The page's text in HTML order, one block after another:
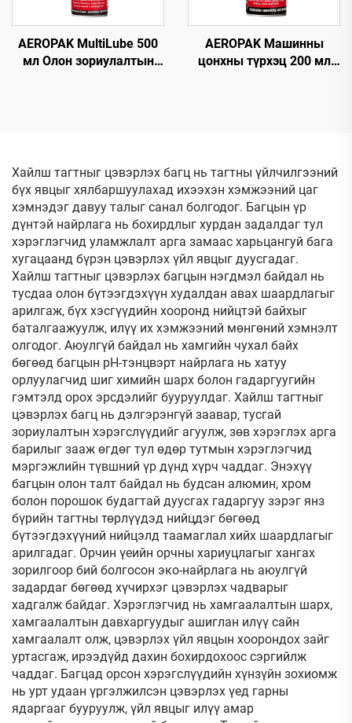
AEROPAK MultiLube 500
мл Олон зориулалтын
AEROPAK Машинны
цонхны түрхэц 200 мл
Хайлш тагтныг цэвэрлэх багц нь тагтны үйлчилгээний
бүх явцыг хялбаршуулахад ихээхэн хэмжээний цаг
хэмнэдэг давуу талыг санал болгодог. Багцын үр
дүнтэй найрлага нь бохирдлыг хурдан задалдаг тул
хэрэглэгчид уламжлалт арга замаас харьцангуй бага
хугацаанд бүрэн цэвэрлэх үйл явцыг дуусгадаг.
Хайлш тагтныг цэвэрлэх багцын нэгдмэл байдал нь
тусдаа олон бүтээгдэхүүн худалдан авах шаардлагыг
арилгаж, бүх хэсгүүдийн хооронд нийцтэй байхыг
баталгаажуулж, илүү их хэмжээний мөнгөний хэмнэлт
олгодог. Аюулгүй байдал нь хамгийн чухал байх
бөгөөд багцын рН-тэнцвэрт найрлага нь хатуу
орлуулагчид шиг химийн шарх болон гадаргуугийн
гэмтэлд орох эрсдэлийг бууруулдаг. Хайлш тагтныг
цэвэрлэх багц нь дэлгэрэнгүй заавар, тусгай
зориулалтын хэрэгслүүдийг агуулж, зөв хэрэглэх арга
барилыг зааж өгдөг тул өдөр тутмын хэрэглэгчид
мэргэжлийн түвшний үр дүнд хүрч чаддаг. Энэхүү
багцын олон талт байдал нь будсан алюмин, хром
болон порошок будагтай дуусгах гадаргуу зэрэг янз
бүрийн тагтны төрлүүдэд нийцдэг бөгөөд
бүтээгдэхүүний нийцэлд таамаглал хийх шаардлагыг
арилгадаг. Орчин үеийн орчны хариуцлагыг хангах
зорилгоор бий болгосон эко-найрлага нь аюулгүй
задардаг бөгөөд хүчирхэг цэвэрлэх чадварыг
хадгалж байдаг. Хэрэглэгчид нь хамгаалалтын шарх,
хамгаалалтын давхаргуудыг ашиглан илүү сайн
хамгаалалт олж, цэвэрлэх үйл явцын хоорондох зайг
уртасгаж, ирээдүйд дахин бохирдохоос сэргийлж
чаддаг. Багцад орсон хэрэгслүүдийн хүнзүйн зохиомж
нь урт удаан үргэлжилсэн цэвэрлэх үед гарны
ядаргааг бууруулж, үйл явцыг илүү амар